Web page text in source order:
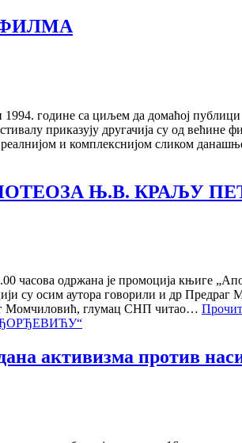
године са циљем да домаћој
приказују другачија су од већине
реалнијом и комплекснијом сликом
Њ.В. КРАЉУ
часова одржана је промоција књиге
су осим аутора говорили и др
Момчиловић, глумац СНП читао…
активизма против